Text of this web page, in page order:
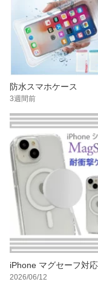
防水スマホケース
3週間前
iPhone マグセーフ対
2026/06/12